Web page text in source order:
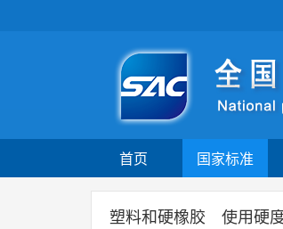
首页 国家标准
塑料和硬橡胶 使用硬度